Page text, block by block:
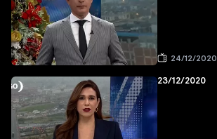
24/12/2020
23/12/2020